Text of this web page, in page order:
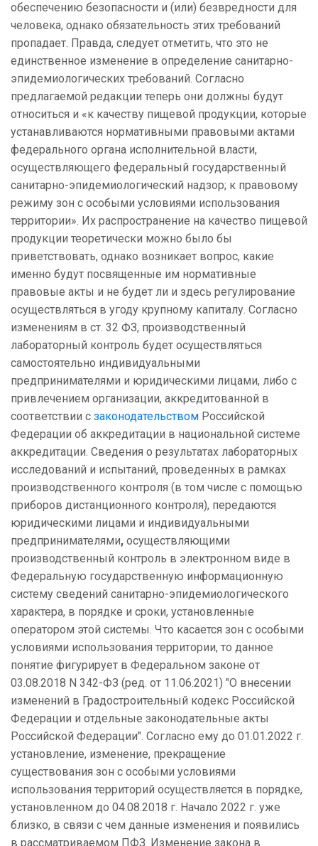
обеспечению безопасности и (или) безвредности для
человека, однако обязательность этих требований
пропадает. Правда, следует отметить, что это не
единственное изменение в определение санитарно-
эпидемиологических требований. Согласно
предлагаемой редакции теперь они должны будут
относиться и «к качеству пищевой продукции, которые
устанавливаются нормативными правовыми актами
федерального органа исполнительной власти,
осуществляющего федеральный государственный
санитарно-эпидемиологический надзор; к правовому
режиму зон с особыми условиями использования
территории». Их распространение на качество пищевой
продукции теоретически можно было бы
приветствовать, однако возникает вопрос, какие
именно будут посвященные им нормативные
правовые акты и не будет ли и здесь регулирование
осуществляться в угоду крупному капиталу. Согласно
изменениям в ст. 32 ФЗ, производственный
лабораторный контроль будет осуществляться
самостоятельно индивидуальными
предпринимателями и юридическими лицами, либо с
привлечением организации, аккредитованной в
соответствии с законодательством Российской
Федерации об аккредитации в национальной системе
аккредитации. Сведения о результатах лабораторных
исследований и испытаний, проведенных в рамках
производственного контроля (в том числе с помощью
приборов дистанционного контроля), передаются
юридическими лицами и индивидуальными
предпринимателями, осуществляющими
производственный контроль в электронном виде в
Федеральную государственную информационную
систему сведений санитарно-эпидемиологического
характера, в порядке и сроки, установленные
оператором этой системы. Что касается зон с особыми
условиями использования территории, то данное
понятие фигурирует в Федеральном законе от
03.08.2018 N 342-ФЗ (ред. от 11.06.2021) "О внесении
изменений в Градостроительный кодекс Российской
Федерации и отдельные законодательные акты
Российской Федерации". Согласно ему до 01.01.2022 г.
установление, изменение, прекращение
существования зон с особыми условиями
использования территорий осуществляется в порядке,
установленном до 04.08.2018 г. Начало 2022 г. уже
близко, в связи с чем данные изменения и появились
в рассматриваемом ПФЗ. Изменение закона в